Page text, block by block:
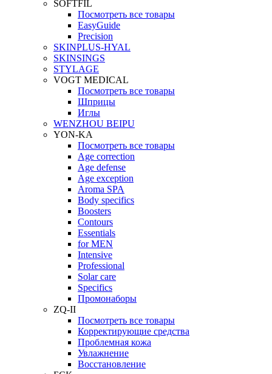
SOFTFIL
Посмотреть все товары
EasyGuide
Precision
SKINPLUS-HYAL
SKINSINGS
STYLAGE
VOGT MEDICAL
Посмотреть все товары
Шприцы
Иглы
WENZHOU BEIPU
YON-KA
Посмотреть все товары
Age correction
Age defense
Age exception
Aroma SPA
Body specifics
Boosters
Contours
Essentials
for MEN
Intensive
Professional
Solar care
Specifics
Промонаборы
ZQ-II
Посмотреть все товары
Корректирующие средства
Проблемная кожа
Увлажнение
Восстановление